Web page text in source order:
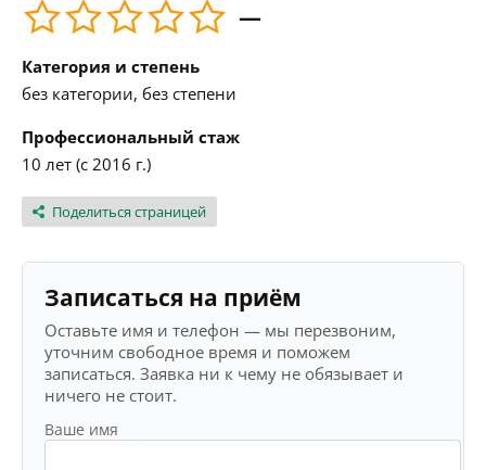
—
Категория и степень
без категории, без степени
Профессиональный стаж
10 лет (с 2016 г.)
Поделиться страницей
Записаться на приём
Оставьте имя и телефон — мы перезвоним,
уточним свободное время и поможем
записаться. Заявка ни к чему не обязывает и
ничего не стоит.
Ваше имя